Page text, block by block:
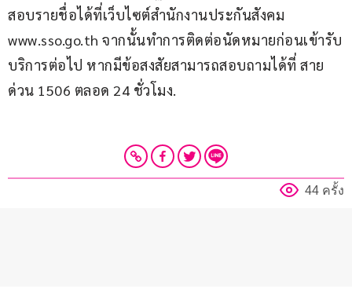
สอบรายชื่อได้ที่เว็บไซต์สำนักงานประกันสังคม
www.sso.go.th จากนั้นทำการติดต่อนัดหมายก่อนเข้ารับ
บริการต่อไป หากมีข้อสงสัยสามารถสอบถามได้ที่ สาย
ด่วน 1506 ตลอด 24 ชั่วโมง.
44 ครั้ง